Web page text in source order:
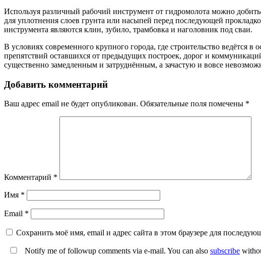
Используя различный рабочий инструмент от гидромолота можно
для уплотнения слоев грунта или насыпей перед последующей
инструмента являются клин, зубило, трамбовка и наголовник под сваи.
В условиях современного крупного города, где строительство ведётся
препятствий оставшихся от предыдущих построек, дорог и
существенно замедленным и затруднённым, а зачастую и вовсе
Добавить комментарий
Ваш адрес email не будет опубликован. Обязательные поля помечены *
Комментарий *
Имя *
Email *
Сохранить моё имя, email и адрес сайта в этом браузере для
Notify me of followup comments via e-mail. You can also subscribe